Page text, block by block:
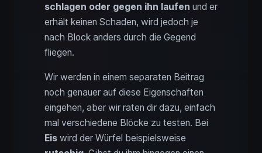
schlagen oder gegen ihn laufen und er
erhält keinen Schaden, wird jedoch je
nach Block anders durch die Gegend
fliegen.
Wir werden in einem separaten Beitrag
noch genauer auf diese Eigenschaften
eingehen, aber wir raten dir dazu, einfach
mal verschiedene Blöcke zu testen. Bei
Eis wird der Würfel beispielsweise